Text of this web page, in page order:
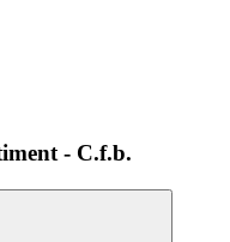
- C.f.b.